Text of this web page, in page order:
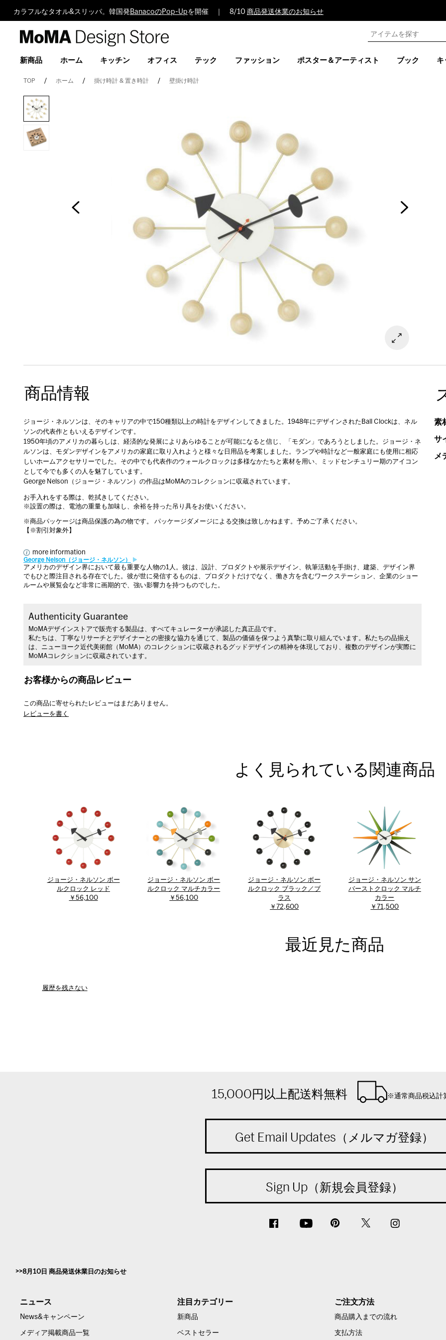
カラフルなタオル&スリッパ。韓国発 BanacoのPop-Upを開催 ｜ 8/10 商品発送休業のお知らせ
Design
新商品 ホーム キッチン オフィス テック ファッション ポスター＆アーティスト ブック キ
TOP ホーム 掛け時計 & 置き時計 壁掛け時計
商品情報
ジョージ・ネルソンは、そのキャリアの中で150種類以上の時計をデザインしてきました。1948年にデザインされたBall Clockは、ネル
ソンの代表作ともいえるデザインです。
1950年頃のアメリカの暮らしは、経済的な発展によりあらゆることが可能になると信じ、「モダン」であろうとしました。ジョージ・ネ
ルソンは、モダンデザインをアメリカの家庭に取り入れようと様々な日用品を考案しました。ランプや時計など一般家庭にも使用に相応
しいホームアクセサリーでした。その中でも代表作のウォールクロックは多様なかたちと素材を用い、ミッドセンチュリー期のアイコン
として今でも多くの人を魅了しています。
George Nelson（ジョージ・ネルソン）の作品はMoMAのコレクションに収蔵されています。
お手入れをする際は、乾拭きしてください。
※設置の際は、電池の重量も加味し、余裕を持った吊り具をお使いください。
※商品パッケージは商品保護の為の物です。 パッケージダメージによる交換は致しかねます。予めご了承ください。
【※割引対象外】
more information
George Nelson（ジョージ・ネルソン）
アメリカのデザイン界において最も重要な人物の1人。彼は、設計、プロダクトや展示デザイン、執筆活動を手掛け、建築、デザイン界
でもひと際注目される存在でした。彼が世に発信するものは、プロダクトだけでなく、働き方を含むワークステーション、企業のショー
ルームや展覧会など非常に画期的で、強い影響力を持つものでした。
Authenticity Guarantee
MoMAデザインストアで販売する製品は、すべてキュレーターが承認した真正品です。
私たちは、丁寧なリサーチとデザイナーとの密接な協力を通じて、製品の価値を保つよう真摯に取り組んでいます。私たちの品揃え
は、ニューヨーク近代美術館（MoMA）のコレクションに収蔵されるグッドデザインの精神を体現しており、複数のデザインが実際に
MoMAコレクションに収蔵されています。
素
サ
メ
お客様からの商品レビュー
この商品に寄せられたレビューはまだありません。
レビューを書く
よく見られている関連商品
ジョージ・ネルソン ボー
ルクロック レッド
￥56,100
ジョージ・ネルソン ボー
ルクロック マルチカラー
￥56,100
ジョージ・ネルソン ボー
ルクロック ブラック／ブ
ラス
￥72,600
ジョージ・ネルソン サン
バーストクロック マルチ
カラー
￥71,500
最近見た商品
履歴を残さない
15,000円以上配送料無料 ※通常商品税込計
Get Email Updates（メルマガ登録）
Sign Up（新規会員登録）
8月10日 商品発送休業日のお知らせ
ニュース
News&キャンペーン
メディア掲載商品一覧
注目カテゴリー
新商品
ベストセラー
ご注文方法
商品購入までの流れ
支払方法